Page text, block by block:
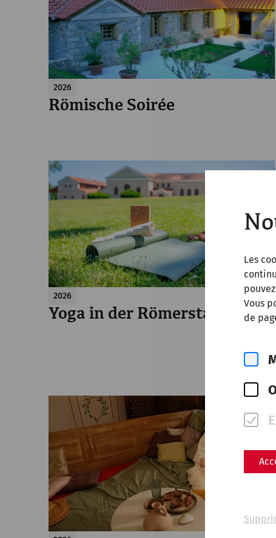
Les
Vous
de
2026
Römische Soirée
2026
Yoga in der Römerstadt